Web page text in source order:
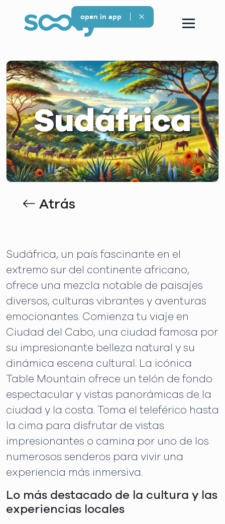
Sudáfrica
Atrás
Sudáfrica, un país fascinante en el
extremo sur del continente africano,
ofrece una mezcla notable de paisajes
diversos, culturas vibrantes y aventuras
emocionantes. Comienza tu viaje en
Ciudad del Cabo, una ciudad famosa por
su impresionante belleza natural y su
dinámica escena cultural. La icónica
Table Mountain ofrece un telón de fondo
espectacular y vistas panorámicas de la
ciudad y la costa. Toma el teleférico hasta
la cima para disfrutar de vistas
impresionantes o camina por uno de los
numerosos senderos para vivir una
experiencia más inmersiva.
Lo más destacado de la cultura y las
experiencias locales
open in app